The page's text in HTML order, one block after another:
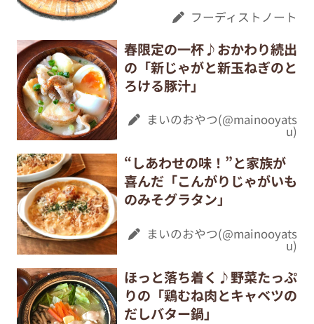
フーディストノート
春限定の一杯♪おかわり続出
の「新じゃがと新玉ねぎのと
ろける豚汁」
まいのおやつ(@mainooyats
u)
“しあわせの味！”と家族が
喜んだ「こんがりじゃがいも
のみそグラタン」
まいのおやつ(@mainooyats
u)
ほっと落ち着く♪野菜たっぷ
りの「鶏むね肉とキャベツの
だしバター鍋」